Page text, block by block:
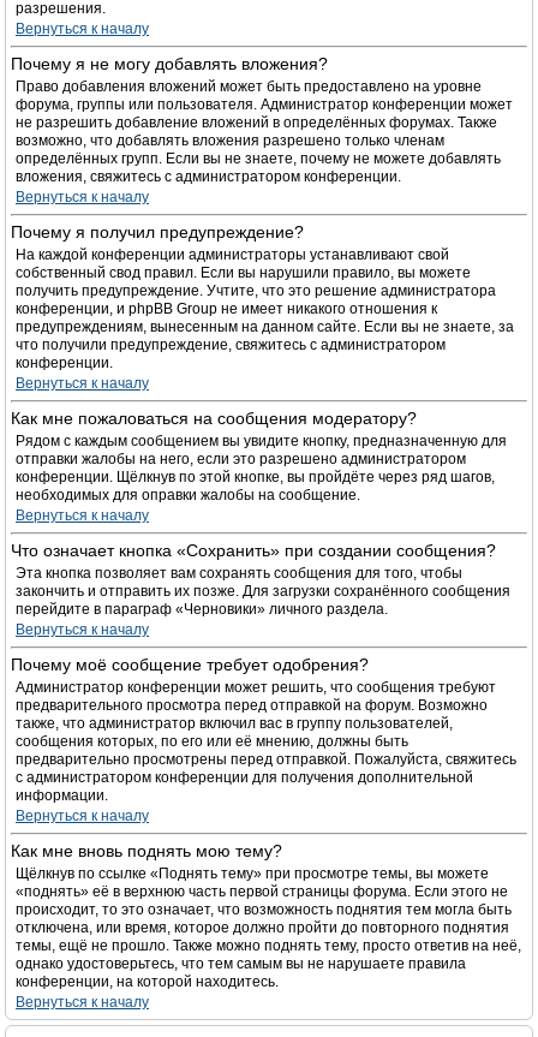
разрешения.
Вернуться к началу
Почему я не могу добавлять вложения?
Право добавления вложений может быть предоставлено на уровне
форума, группы или пользователя. Администратор конференции может
не разрешить добавление вложений в определённых форумах. Также
возможно, что добавлять вложения разрешено только членам
определённых групп. Если вы не знаете, почему не можете добавлять
вложения, свяжитесь с администратором конференции.
Вернуться к началу
Почему я получил предупреждение?
На каждой конференции администраторы устанавливают свой
собственный свод правил. Если вы нарушили правило, вы можете
получить предупреждение. Учтите, что это решение администратора
конференции, и phpBB Group не имеет никакого отношения к
предупреждениям, вынесенным на данном сайте. Если вы не знаете, за
что получили предупреждение, свяжитесь с администратором
конференции.
Вернуться к началу
Как мне пожаловаться на сообщения модератору?
Рядом с каждым сообщением вы увидите кнопку, предназначенную для
отправки жалобы на него, если это разрешено администратором
конференции. Щёлкнув по этой кнопке, вы пройдёте через ряд шагов,
необходимых для оправки жалобы на сообщение.
Вернуться к началу
Что означает кнопка «Сохранить» при создании сообщения?
Эта кнопка позволяет вам сохранять сообщения для того, чтобы
закончить и отправить их позже. Для загрузки сохранённого сообщения
перейдите в параграф «Черновики» личного раздела.
Вернуться к началу
Почему моё сообщение требует одобрения?
Администратор конференции может решить, что сообщения требуют
предварительного просмотра перед отправкой на форум. Возможно
также, что администратор включил вас в группу пользователей,
сообщения которых, по его или её мнению, должны быть
предварительно просмотрены перед отправкой. Пожалуйста, свяжитесь
с администратором конференции для получения дополнительной
информации.
Вернуться к началу
Как мне вновь поднять мою тему?
Щёлкнув по ссылке «Поднять тему» при просмотре темы, вы можете
«поднять» её в верхнюю часть первой страницы форума. Если этого не
происходит, то это означает, что возможность поднятия тем могла быть
отключена, или время, которое должно пройти до повторного поднятия
темы, ещё не прошло. Также можно поднять тему, просто ответив на неё,
однако удостоверьтесь, что тем самым вы не нарушаете правила
конференции, на которой находитесь.
Вернуться к началу